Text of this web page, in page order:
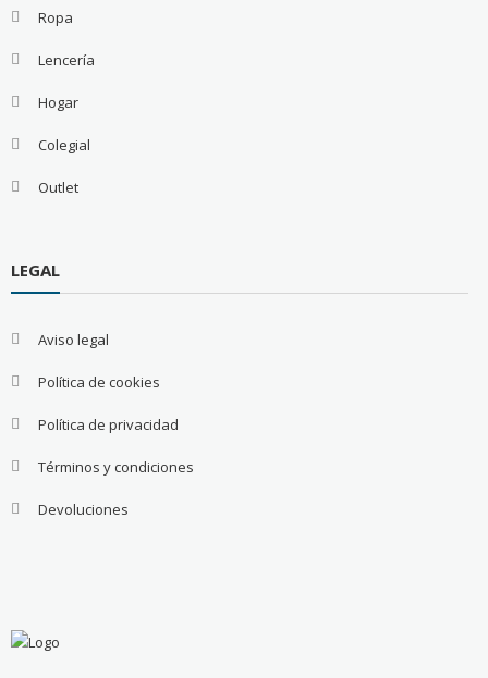
Ropa
Lencería
Hogar
Colegial
Outlet
LEGAL
Aviso legal
Política de cookies
Política de privacidad
Términos y condiciones
Devoluciones